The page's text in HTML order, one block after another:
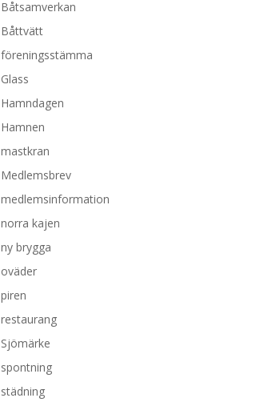
Båtsamverkan
Båttvätt
föreningsstämma
Glass
Hamndagen
Hamnen
mastkran
Medlemsbrev
medlemsinformation
norra kajen
ny brygga
oväder
piren
restaurang
Sjömärke
spontning
städning